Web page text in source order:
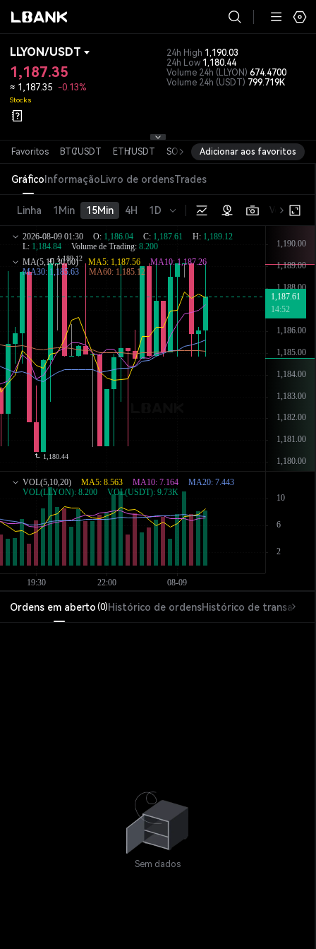
LLYON/USDT
1,187.35
≈ 1,187.35 -0.13%
Stocks
24h High 1,190.03
24h Low 1,180.44
Volume 24h (LLYON) 674.4700
Volume 24h (USDT) 799.719K
Favoritos BTC/USDT ETH/USDT SOL/ USDT XRP/USDT DOGE/
Adicionar aos favoritos
GráficoInformaçãoLivro de ordensTrades
Linha 1Min 15Min 4H 1D Versão
Ordens em aberto (0)Histórico de ordensHistórico de transações
Sem dados